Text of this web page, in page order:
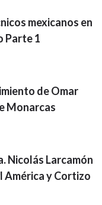
mexicanos en
Parte 1
de Omar
Monarcas
Nicolás Larcamón
América y Cortizo